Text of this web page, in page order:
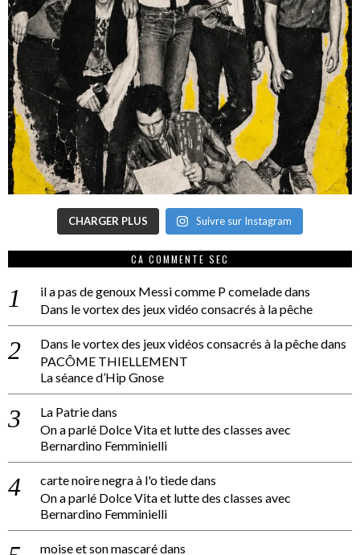
CHARGER PLUS Suivre sur Instagram
CA COMMENTE SEC
il a pas de genoux Messi comme P comeladedans
Dans le vortex des jeux vidéo consacrés à la pêche
Dans le vortex des jeux vidéos consacrés à la pêchedans
PACÔME THIELLEMENT
La séance d’Hip Gnose
La Patriedans
On a parlé Dolce Vita et lutte des classes avec
Bernardino Femminielli
carte noire negra à l'o tiededans
On a parlé Dolce Vita et lutte des classes avec
Bernardino Femminielli
moise et son mascarédans